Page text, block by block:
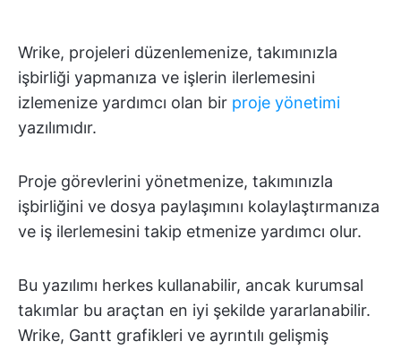
Wrike, projeleri düzenlemenize, takımınızla
işbirliği yapmanıza ve işlerin ilerlemesini
izlemenize yardımcı olan bir proje yönetimi
yazılımıdır.
Proje görevlerini yönetmenize, takımınızla
işbirliğini ve dosya paylaşımını kolaylaştırmanıza
ve iş ilerlemesini takip etmenize yardımcı olur.
Bu yazılımı herkes kullanabilir, ancak kurumsal
takımlar bu araçtan en iyi şekilde yararlanabilir.
Wrike, Gantt grafikleri ve ayrıntılı gelişmiş